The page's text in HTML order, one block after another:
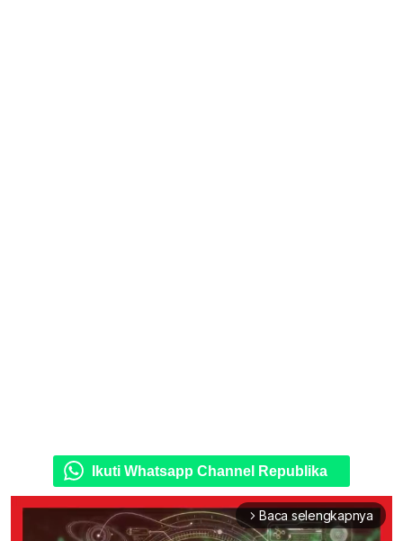
Ikuti Whatsapp Channel Republika
arrow_forward_ios Baca selengkapnya